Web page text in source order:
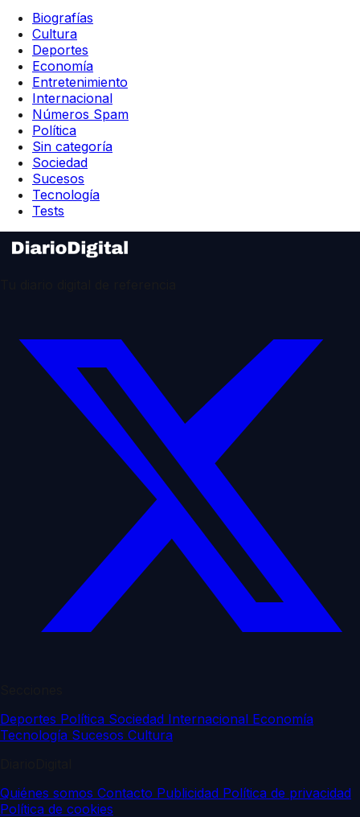
Biografías
Cultura
Deportes
Economía
Entretenimiento
Internacional
Números Spam
Política
Sin categoría
Sociedad
Sucesos
Tecnología
Tests
Deportes Política Sociedad Internacional Economía
Tecnología Sucesos Cultura
Quiénes somos Contacto Publicidad Política de privacidad
Política de cookies